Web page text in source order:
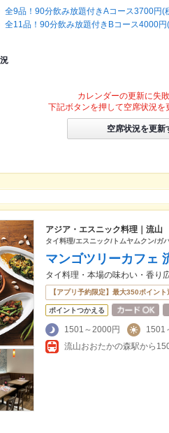
全9品！90分飲み放題付きAコース3700円(
全11品！90分飲み放題付きBコース4000円
カレンダーの更新に失敗
下記ボタンを押して空席状況を
空席状況を更新
アジア・エスニック料理｜流山
タイ料理/エスニック/トムヤムクン/ガ
マンゴツリーカフェ
タイ料理・本場の味わい・香り
【アプリ予約限定】最大350ポイン
ポイントつかえる
1501～2000円
1501
流山おおたかの森駅から